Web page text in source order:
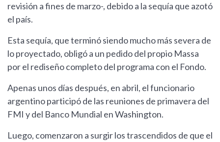
revisión a fines de marzo-, debido a la sequía que azotó
el país.
Esta sequía, que terminó siendo mucho más severa de
lo proyectado, obligó a un pedido del propio Massa
por el rediseño completo del programa con el Fondo.
Apenas unos días después, en abril, el funcionario
argentino participó de las reuniones de primavera del
FMI y del Banco Mundial en Washington.
Luego, comenzaron a surgir los trascendidos de que el